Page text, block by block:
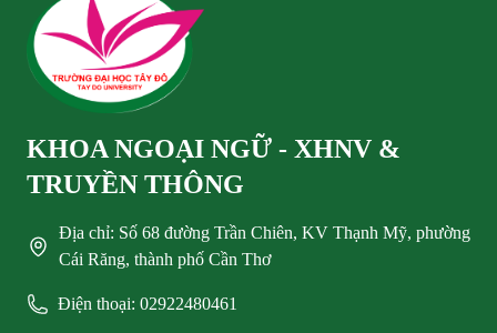
KHOA NGOẠI NGỮ - XHNV &
TRUYỀN THÔNG
Địa chỉ: Số 68 đường Trần Chiên, KV Thạnh Mỹ, phường
Cái Răng, thành phố Cần Thơ
Điện thoại: 02922480461